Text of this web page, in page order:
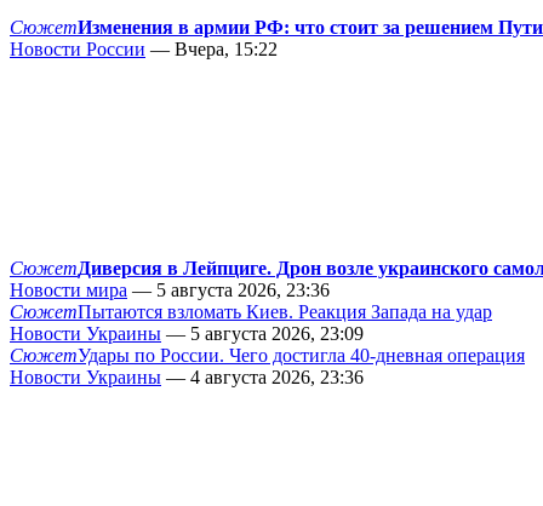
СюжетИзменения в армии РФ: что стоит за решением
Новости России — Вчера, 15:22
СюжетДиверсия в Лейпциге. Дрон возле украинского
Новости мира — 5 августа 2026, 23:36
СюжетПытаются взломать Киев. Реакция Запада на удар
Новости Украины — 5 августа 2026, 23:09
СюжетУдары по России. Чего достигла 40-дневная операция
Новости Украины — 4 августа 2026, 23:36